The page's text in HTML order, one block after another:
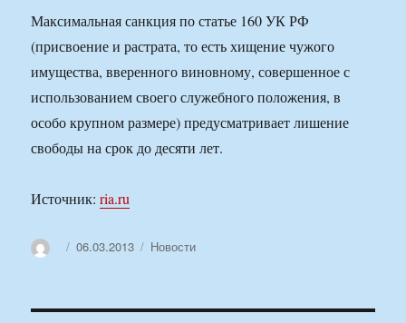
Максимальная санкция по статье 160 УК РФ
(присвоение и растрата, то есть хищение чужого
имущества, вверенного виновному, совершенное с
использованием своего служебного положения, в
особо крупном размере) предусматривает лишение
свободы на срок до десяти лет.
Источник:ria.ru
АвторОпубликовано
06.03.2013 Рубрики
Новости